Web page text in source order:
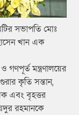
সভাপতি মোঃ
খান এক
গণপূর্ত মন্ত্রণালয়ের
কৃতি সন্তান,
এবং বৃহত্তর
রহমানকে